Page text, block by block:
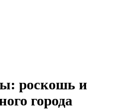
роскошь и
города